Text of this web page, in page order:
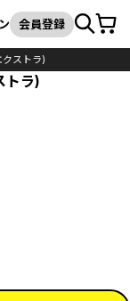
検索
会員登録カート
ストラ)
トラ)